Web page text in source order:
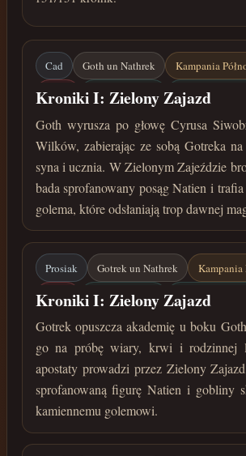
Cad Goth un Nathrek
Kampania
Lorsh
Zielony Zajazd
Cyrus Siwobrody
Gobliny
wrzesień 36 roku przed
Kroniki I: Zielony Zajazd
Goth wyrusza po głowę Cyrusa
Wilków, zabierając ze sobą Gotreka
syna i ucznia. W Zielonym Zajeździe
bada sprofanowany posąg Natien i
golema, które odsłaniają trop dawnej
Prosiak Gotrek un Nathrek
Kampania
Lorsh
Zielony Zajazd
Cyrus Siwobrody
Gobliny
wrzesień 36 roku przed
Kroniki I: Zielony Zajazd
Gotrek opuszcza akademię u boku
go na próbę wiary, krwi i rodzinnej
apostaty prowadzi przez Zielony
sprofanowaną figurę Natien i gobliny
kamiennemu golemowi.